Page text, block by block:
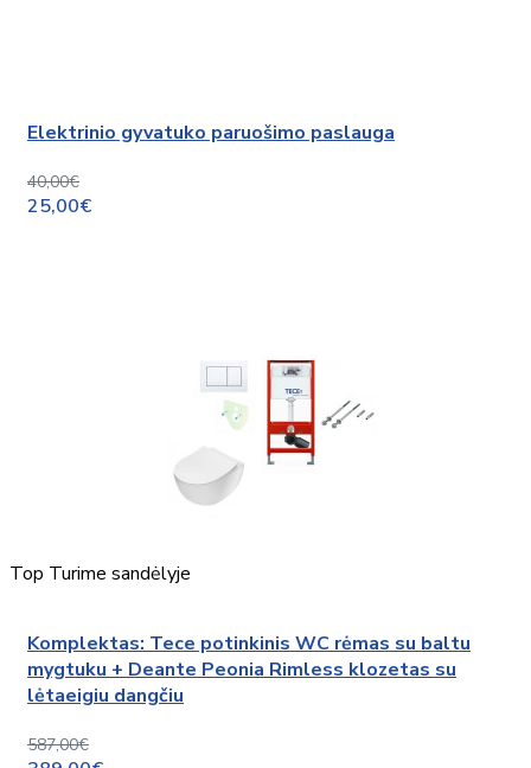
Elektrinio gyvatuko paruošimo paslauga
40,00€
25,00€
Top Turime sandėlyje
Komplektas: Tece potinkinis WC rėmas su baltu
mygtuku + Deante Peonia Rimless klozetas su
lėtaeigiu dangčiu
587,00€